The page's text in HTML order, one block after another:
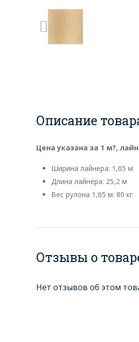
Описание
Цена указана за 1 м?,
Ширина лайнера: 1,65 м
Длина лайнера: 25,2 м
Вес рулона 1,65 м: 80 кг
Отзывы о
Нет отзывов об этом